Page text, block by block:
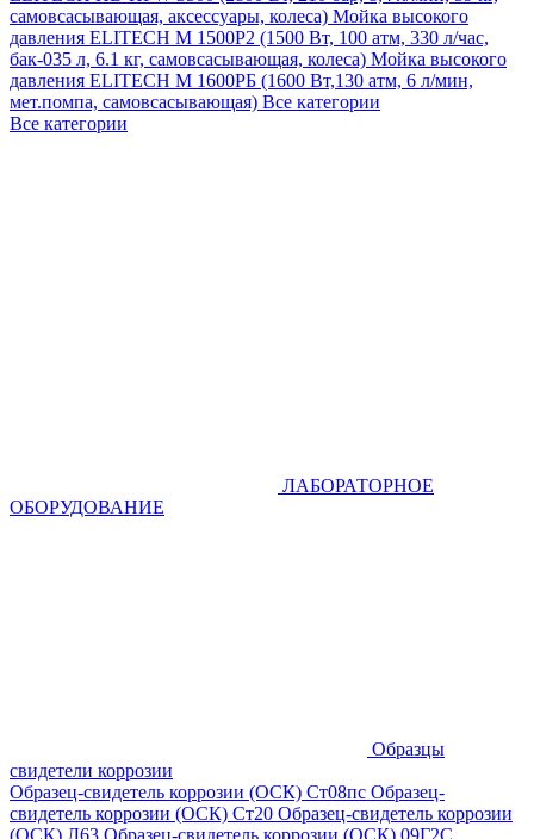
самовсасывающая, аксессуары, колеса) Мойка высокого
давления ELITECH M 1500P2 (1500 Вт, 100 атм, 330 л/час,
бак-035 л, 6.1 кг, самовсасывающая, колеса) Мойка высокого
давления ELITECH М 1600РБ (1600 Вт,130 атм, 6 л/мин,
мет.помпа, самовсасывающая) Все категории
Все категории
ЛАБОРАТОРНОЕ
ОБОРУДОВАНИЕ
Образцы
свидетели коррозии
Образец-свидетель коррозии (ОСК) Ст08пс Образец-
свидетель коррозии (ОСК) Ст20 Образец-свидетель коррозии
(ОСК) Л63 Образец-свидетель коррозии (ОСК) 09Г2С